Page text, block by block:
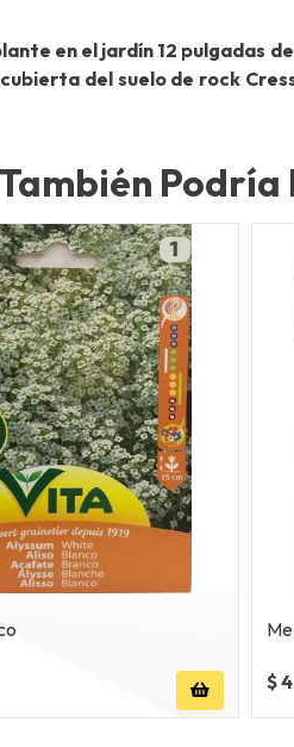
en el jardín 12 pulgadas
del suelo de rock
También
$